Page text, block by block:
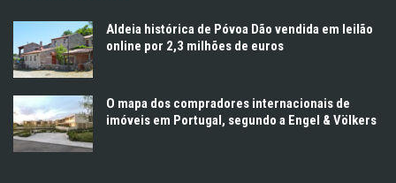
Aldeia histórica de Póvoa Dão vendida em leilão
online por 2,3 milhões de euros
O mapa dos compradores internacionais de
imóveis em Portugal, segundo a Engel & Völkers